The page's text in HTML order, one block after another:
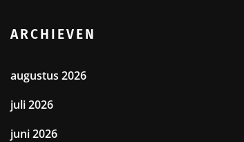
ARCHIEVEN
augustus 2026
juli 2026
juni 2026